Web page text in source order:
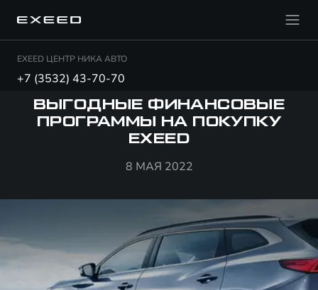
EXEED ЦЕНТР НИКА АВТО
+7 (3532) 43-70-70
ВЫГОДНЫЕ ФИНАНСОВЫЕ
ПРОГРАММЫ НА ПОКУПКУ
EXEED
8 МАЯ 2022